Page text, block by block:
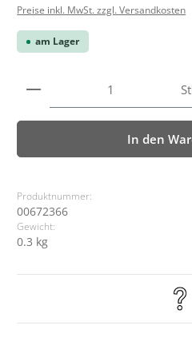
Preise inkl. MwSt. zzgl. Versandkosten
am Lager
Produkt Anzahl: Gib
In den
Produktnummer:
00672366
Gewicht:
0.3 kg